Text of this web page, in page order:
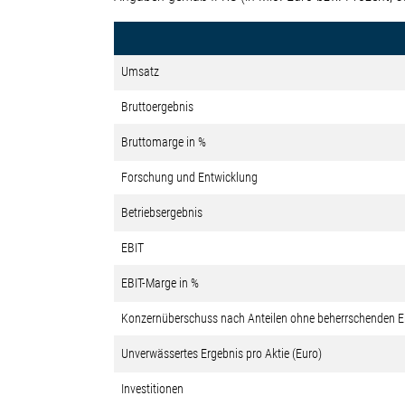
Umsatz
Bruttoergebnis
Bruttomarge in %
Forschung und Entwicklung
Betriebsergebnis
EBIT
EBIT-Marge in %
Konzernüberschuss nach Anteilen ohne beherrschenden
Unverwässertes Ergebnis pro Aktie (Euro)
Investitionen